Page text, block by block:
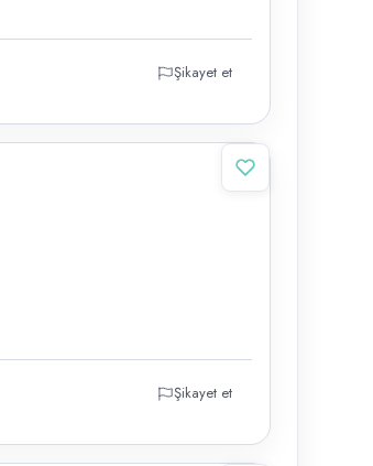
Şikayet et
Şikayet et